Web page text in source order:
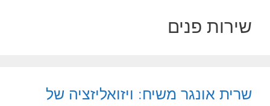
שירות פנים
שרית אונגר משיח: ויזואליזציה של